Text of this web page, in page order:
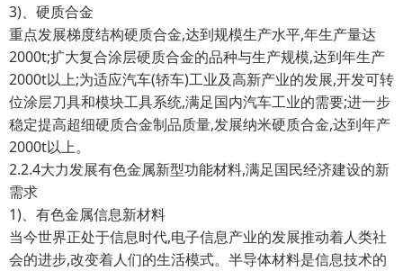
3)、硬质合金
重点发展梯度结构硬质合金,达到规模生产水平,年生产量达
2000t;扩大复合涂层硬质合金的品种与生产规模,达到年生产
2000t以上;为适应汽车(轿车)工业及高新产业的发展,开发可转
位涂层刀具和模块工具系统,满足国内汽车工业的需要;进一步
稳定提高超细硬质合金制品质量,发展纳米硬质合金,达到年产
2000t以上。
2.2.4大力发展有色金属新型功能材料,满足国民经济建设的新
需求
1)、有色金属信息新材料
当今世界正处于信息时代,电子信息产业的发展推动着人类社
会的进步,改变着人们的生活模式。半导体材料是信息技术的